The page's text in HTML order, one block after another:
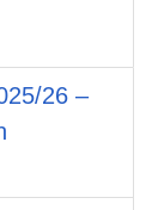
26 –